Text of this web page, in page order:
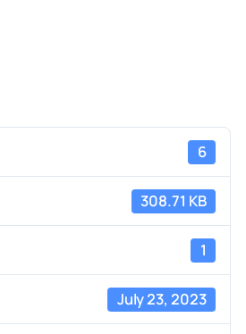
6
308.71 KB
1
July 23, 2023